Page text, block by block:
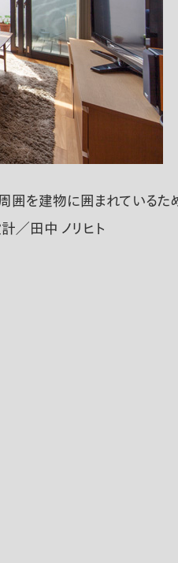
囲を建物に囲まれている
／田中 ノリヒト